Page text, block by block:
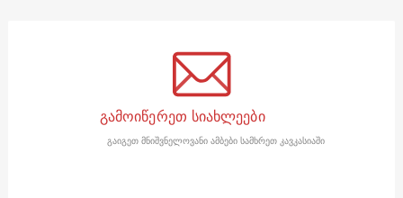
გამოიწერეთ სიახლეები
გაიგეთ მნიშვნელოვანი ამბები სამხრეთ კავკასიაში